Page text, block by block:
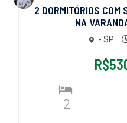
2 DORMITÓRIOS COM
NA
- SP
2